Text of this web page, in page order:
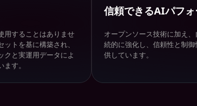
用することはありませ
トを基に構築され、
クと実運用データによ
す。
信頼できるAIパフ
オープンソース技術に加え
続的に強化し、信頼性と制
供しています。